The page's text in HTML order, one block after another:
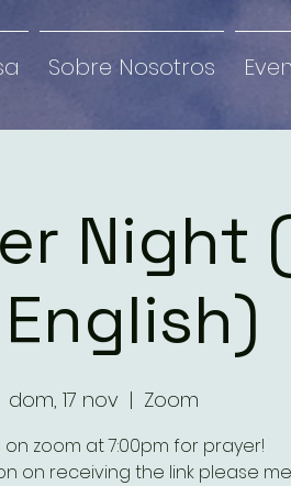
Sobre Nosotros
Night
dom, 17 nov
  |
Zoom
on zoom at 7:00pm for prayer!
on receiving the link please